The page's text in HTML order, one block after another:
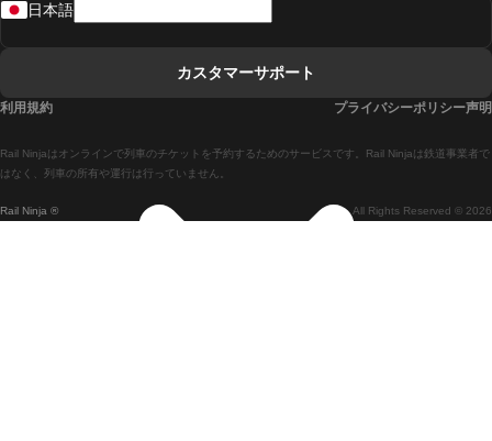
マドリードからセビリアまでの列車
マドリードからアリカンテまでの列車
Rail Ninja ® All Rights Reserved © 2026
Rail Ninjaはオンラインで列車のチケットを予約するためのサービスです。Rail Ninjaは鉄道事業者で
はなく、列車の所有や運行は行っていません。
日本語
カスタマーサポート
利用規約 プライバシーポリシー声明